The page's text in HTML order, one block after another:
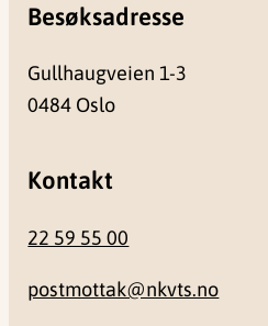
Besøksadresse
Gullhaugveien 1-3
0484 Oslo
Kontakt
22 59 55 00
postmottak@nkvts.no